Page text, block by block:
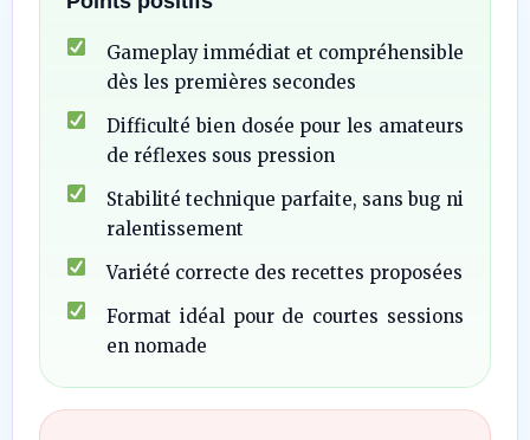
Gameplay immédiat et compréhensible
dès les premières secondes
Difficulté bien dosée pour les amateurs
de réflexes sous pression
Stabilité technique parfaite, sans bug ni
ralentissement
Variété correcte des recettes proposées
Format idéal pour de courtes sessions
en nomade